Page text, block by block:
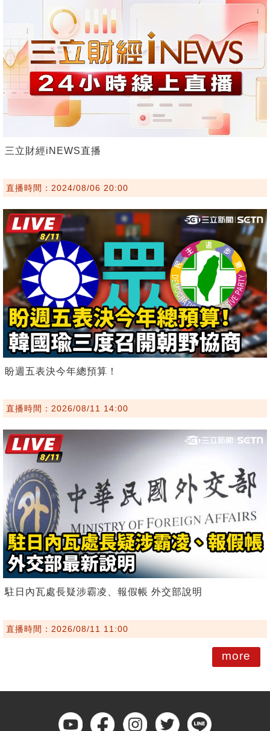
三立財經iNEWS直播
直播時間：2024/08/06 20:00
盼週五表決今年總預算！
直播時間：2026/08/11 14:00
駐日內瓦處長疑涉霸凌、報假帳 外交部說明
直播時間：2026/08/11 11:00
more